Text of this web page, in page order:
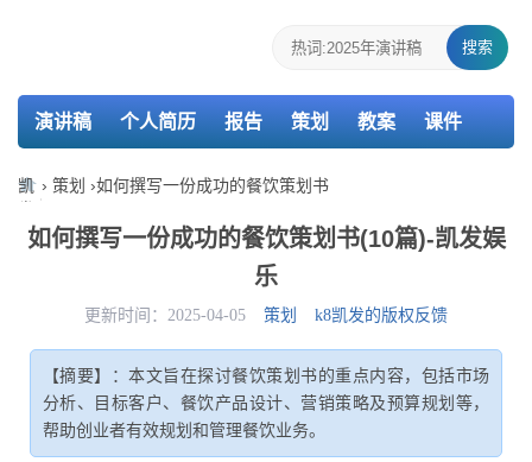
搜索
演讲稿 个人简历 报告 策划 教案 课件
检讨书 主持词
凯
娱
› 策划 ›如何撰写一份成功的餐饮策划书
如何撰写一份成功的餐饮策划书(10篇)-凯发娱
乐
更新时间：2025-04-05 策划 k8凯发的版权反馈
【摘要】：本文旨在探讨餐饮策划书的重点内容，包括市场
分析、目标客户、餐饮产品设计、营销策略及预算规划等，
帮助创业者有效规划和管理餐饮业务。